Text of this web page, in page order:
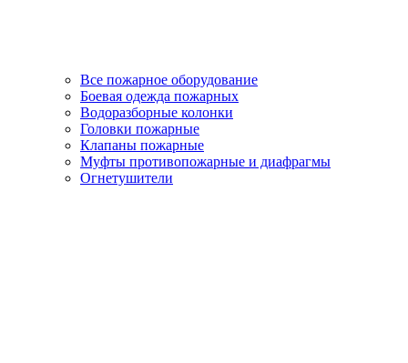
Все пожарное оборудование
Боевая одежда пожарных
Водоразборные колонки
Головки пожарные
Клапаны пожарные
Муфты противопожарные и диафрагмы
Огнетушители